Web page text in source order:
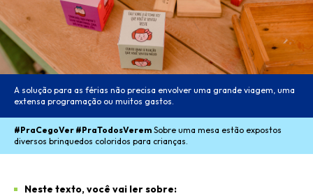
A solução para as férias não precisa envolver uma grande viagem, uma
extensa programação ou muitos gastos.
#PraCegoVer #PraTodosVerem Sobre uma mesa estão expostos
diversos brinquedos coloridos para crianças.
Neste texto, você vai ler sobre: